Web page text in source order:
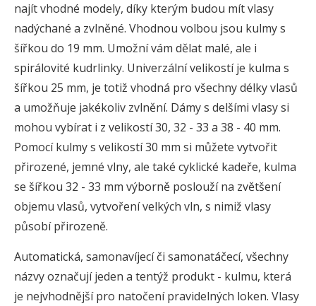
najít vhodné modely, díky kterým budou mít vlasy
nadýchané a zvlněné. Vhodnou volbou jsou kulmy s
šířkou do 19 mm. Umožní vám dělat malé, ale i
spirálovité kudrlinky. Univerzální velikostí je kulma s
šířkou 25 mm, je totiž vhodná pro všechny délky vlasů
a umožňuje jakékoliv zvlnění. Dámy s delšími vlasy si
mohou vybírat i z velikostí 30, 32 - 33 a 38 - 40 mm.
Pomocí kulmy s velikostí 30 mm si můžete vytvořit
přirozené, jemné vlny, ale také cyklické kadeře, kulma
se šířkou 32 - 33 mm výborně poslouží na zvětšení
objemu vlasů, vytvoření velkých vln, s nimiž vlasy
působí přirozeně.
Automatická, samonavíjecí či samonatáčecí, všechny
názvy označují jeden a tentýž produkt - kulmu, která
je nejvhodnější pro natočení pravidelných loken. Vlasy